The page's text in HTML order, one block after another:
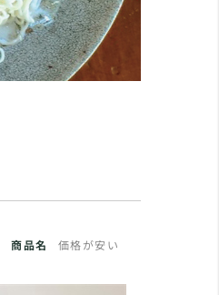
商品名 価格が安い